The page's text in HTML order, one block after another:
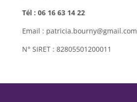
Tél : 06 16 63 14 22
Email : patricia.bourny@gmail.com
N° SIRET : 82805501200011